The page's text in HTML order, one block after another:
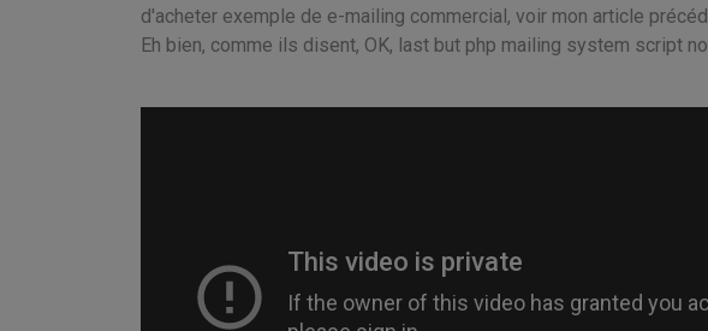
d'acheter exemple de e-mailing commercial, voir mon article
Eh bien, comme ils disent, OK, last but php mailing system script